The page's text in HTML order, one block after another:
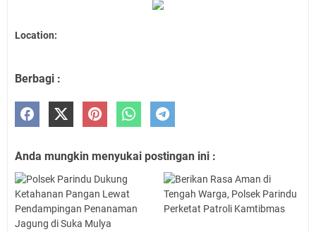
Location:
Berbagi :
Anda mungkin menyukai postingan ini :